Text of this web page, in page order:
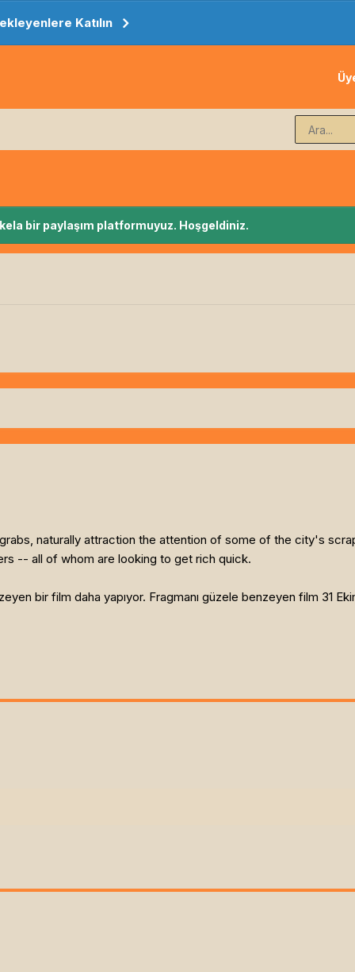
Katılın
bir paylaşım platformuyuz. Hoşgeldiniz.
naturally attraction the attention of some of the city's
-- all of whom are looking to get rich quick.
bir film daha yapıyor. Fragmanı güzele benzeyen film 31